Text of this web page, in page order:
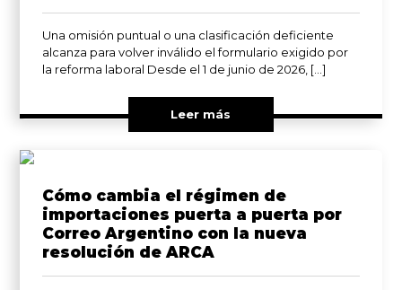
Una omisión puntual o una clasificación deficiente
alcanza para volver inválido el formulario exigido por
la reforma laboral Desde el 1 de junio de 2026, […]
Leer más
Cómo cambia el régimen de
importaciones puerta a puerta por
Correo Argentino con la nueva
resolución de ARCA